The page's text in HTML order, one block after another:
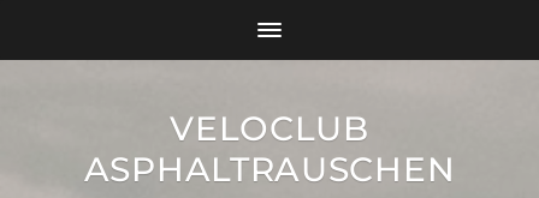
VELOCLUB
ASPHALTRAUSCHEN